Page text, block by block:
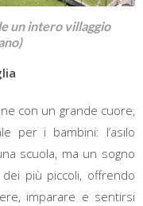
un intero villaggio
con un grande cuore,
per i bambini: l’asilo
scuola, ma un sogno
più piccoli, offrendo
imparare e sentirsi